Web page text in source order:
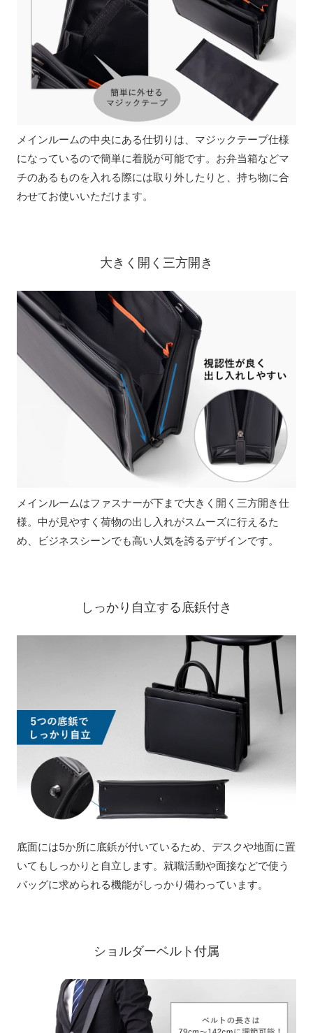
メインルームの中央にある仕切りは、マジックテープ仕様
になっているので簡単に着脱が可能です。お弁当箱などマ
チのあるものを入れる際には取り外したりと、持ち物に合
わせてお使いいただけます。
大きく開く三方開き
メインルームはファスナーが下まで大きく開く三方開き仕
様。中が見やすく荷物の出し入れがスムーズに行えるた
め、ビジネスシーンでも高い人気を誇るデザインです。
しっかり自立する底鋲付き
底面には5か所に底鋲が付いているため、デスクや地面に置
いてもしっかりと自立します。就職活動や面接などで使う
バッグに求められる機能がしっかり備わっています。
ショルダーベルト付属